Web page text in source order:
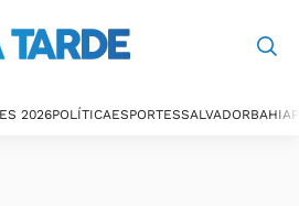
2026POLÍTICAESPORTESSALVADORBAHIA